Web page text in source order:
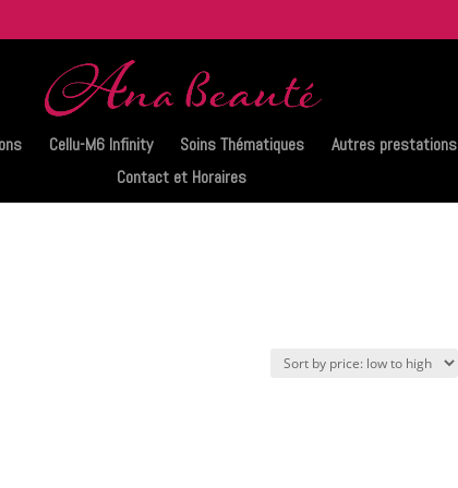
Cellu-M6 Infinity Soins Thématiques Autres prestations
Contact et Horaires